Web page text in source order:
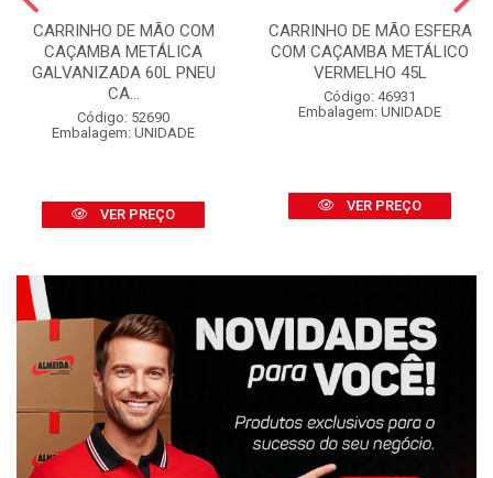
CARRINHO DE MÃO COM
CAÇAMBA METÁLICA
GALVANIZADA 60L PNEU
CA...
Código: 52690
Embalagem: UNIDADE
VER PREÇO
CARRINHO DE MÃO ESFERA
COM CAÇAMBA METÁLICO
VERMELHO 45L
Código: 46931
Embalagem: UNIDADE
VER PREÇO